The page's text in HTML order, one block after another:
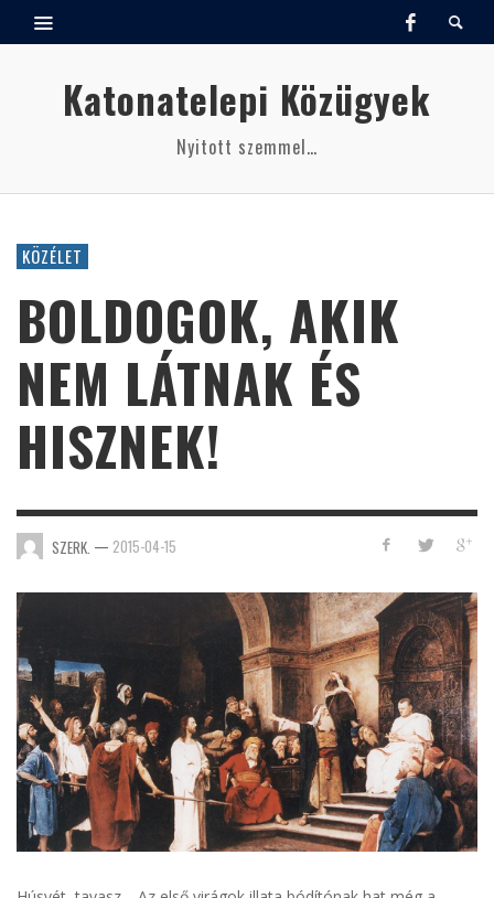
Katonatelepi Közügyek
Nyitott szemmel…
KÖZÉLET
BOLDOGOK, AKIK
NEM LÁTNAK ÉS
HISZNEK!
SZERK. — 2015-04-15